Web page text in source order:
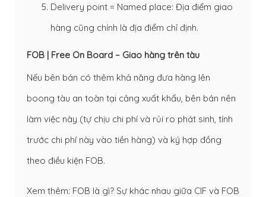
Delivery point = Named place: Địa điểm giao
hàng cũng chính là địa điểm chỉ định.
FOB | Free On Board – Giao hàng trên tàu
Nếu bên bán có thêm khả năng đưa hàng lên
boong tàu an toàn tại cảng xuất khẩu, bên bán nên
làm việc này (tự chịu chi phí và rủi ro phát sinh, tính
trước chi phí này vào tiền hàng) và ký hợp đồng
theo điều kiện FOB.
Xem thêm: FOB là gì? Sự khác nhau giữa CIF và FOB